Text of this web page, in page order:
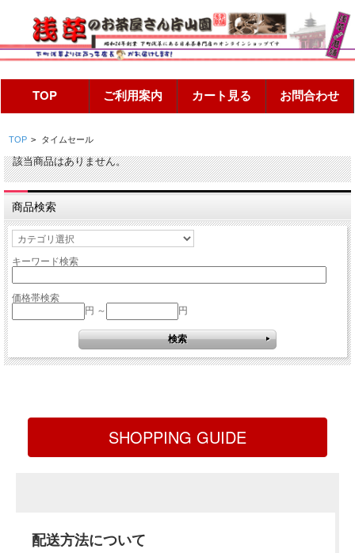
TOP > タイムセール
該当商品はありません。
商品検索
キーワード検索
価格帯検索
円 ～
円